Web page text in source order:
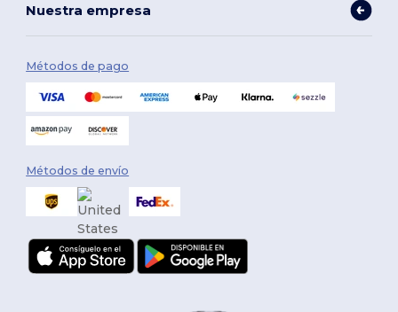
Nuestra empresa
Métodos de pago
Métodos de envío